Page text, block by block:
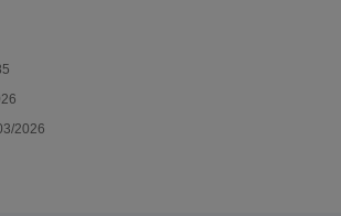
2026